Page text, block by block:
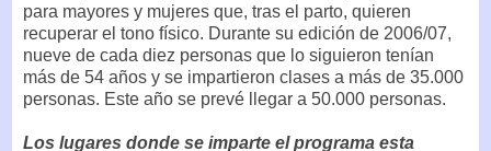
para mayores y mujeres que, tras el parto, quieren
recuperar el tono físico. Durante su edición de 2006/07,
nueve de cada diez personas que lo siguieron tenían
más de 54 años y se impartieron clases a más de 35.000
personas. Este año se prevé llegar a 50.000 personas.
Los lugares donde se imparte el programa esta